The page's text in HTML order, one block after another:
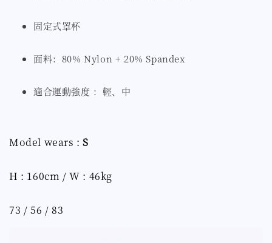
固定式罩杯
面料：80% Nylon + 20% Spandex
適合運動強度 ：輕、中
Model wears :S
H : 160cm / W : 46kg
73 / 56 / 83